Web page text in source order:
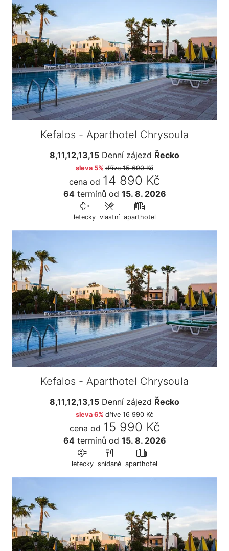
Kefalos - Aparthotel Chrysoula
8,11,12,13,15 Denní zájezd Řecko
sleva 5% dříve15 690 Kč
cena od 14 890 Kč
64termínů od 15. 8. 2026
letecky vlastní aparthotel
Kefalos - Aparthotel Chrysoula
8,11,12,13,15 Denní zájezd Řecko
sleva 6% dříve16 990 Kč
cena od 15 990 Kč
64termínů od 15. 8. 2026
letecky snídaně aparthotel